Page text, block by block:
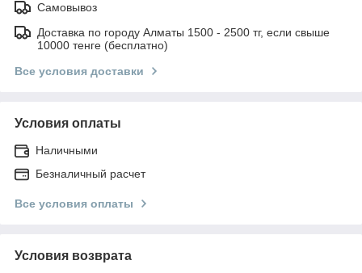
Самовывоз
Доставка по городу Алматы 1500 - 2500 тг, если свыше
10000 тенге (бесплатно)
Все условия доставки
Условия оплаты
Наличными
Безналичный расчет
Все условия оплаты
Условия возврата